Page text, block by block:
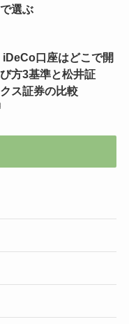
選ぶ
iDeCo口座はどこで開
方3基準と松井証
ス証券の比較